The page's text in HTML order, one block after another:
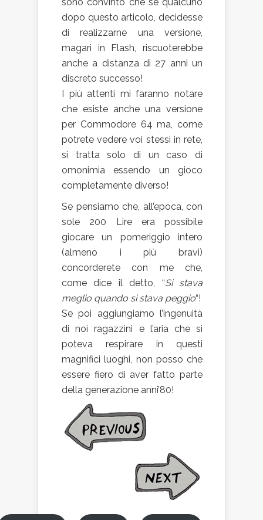
dopo questo articolo, decidesse
di realizzarne una versione,
magari in Flash, riscuoterebbe
anche a distanza di 27 anni un
discreto successo!
I più attenti mi faranno notare
che esiste anche una versione
per Commodore 64 ma, come
potrete vedere voi stessi in rete,
si tratta solo di un caso di
omonimia essendo un gioco
completamente diverso!
Se pensiamo che, all’epoca, con
sole 200 Lire era possibile
giocare un pomeriggio intero
(almeno i più bravi)
concorderete con me che,
come dice il detto, “Si stava
meglio quando si stava peggio“!
Se poi aggiungiamo l’ingenuità
di noi ragazzini e l’aria che si
poteva respirare in questi
magnifici luoghi, non posso che
essere fiero di aver fatto parte
della generazione anni’80!